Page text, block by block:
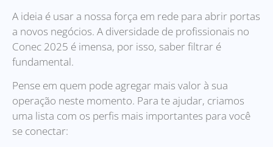
A ideia é usar a nossa força em rede para abrir portas
a novos negócios. A diversidade de profissionais no
Conec 2025 é imensa, por isso, saber filtrar é
fundamental.
Pense em quem pode agregar mais valor à sua
operação neste momento. Para te ajudar, criamos
uma lista com os perfis mais importantes para você
se conectar: